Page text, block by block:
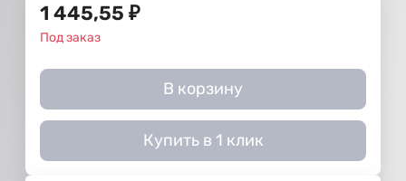
1 445,55 ₽
Под заказ
В корзину
Купить в 1 клик